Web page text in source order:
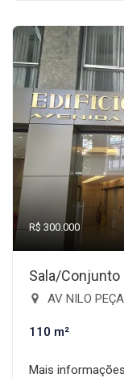
R$ 300.000
Sala/Conjunto
AV NILO
110 m²
Mais informações